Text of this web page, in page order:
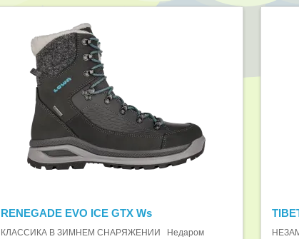
RENEGADE EVO ICE GTX Ws
КЛАССИКА В ЗИМНЕМ СНАРЯЖЕНИИ Недаром